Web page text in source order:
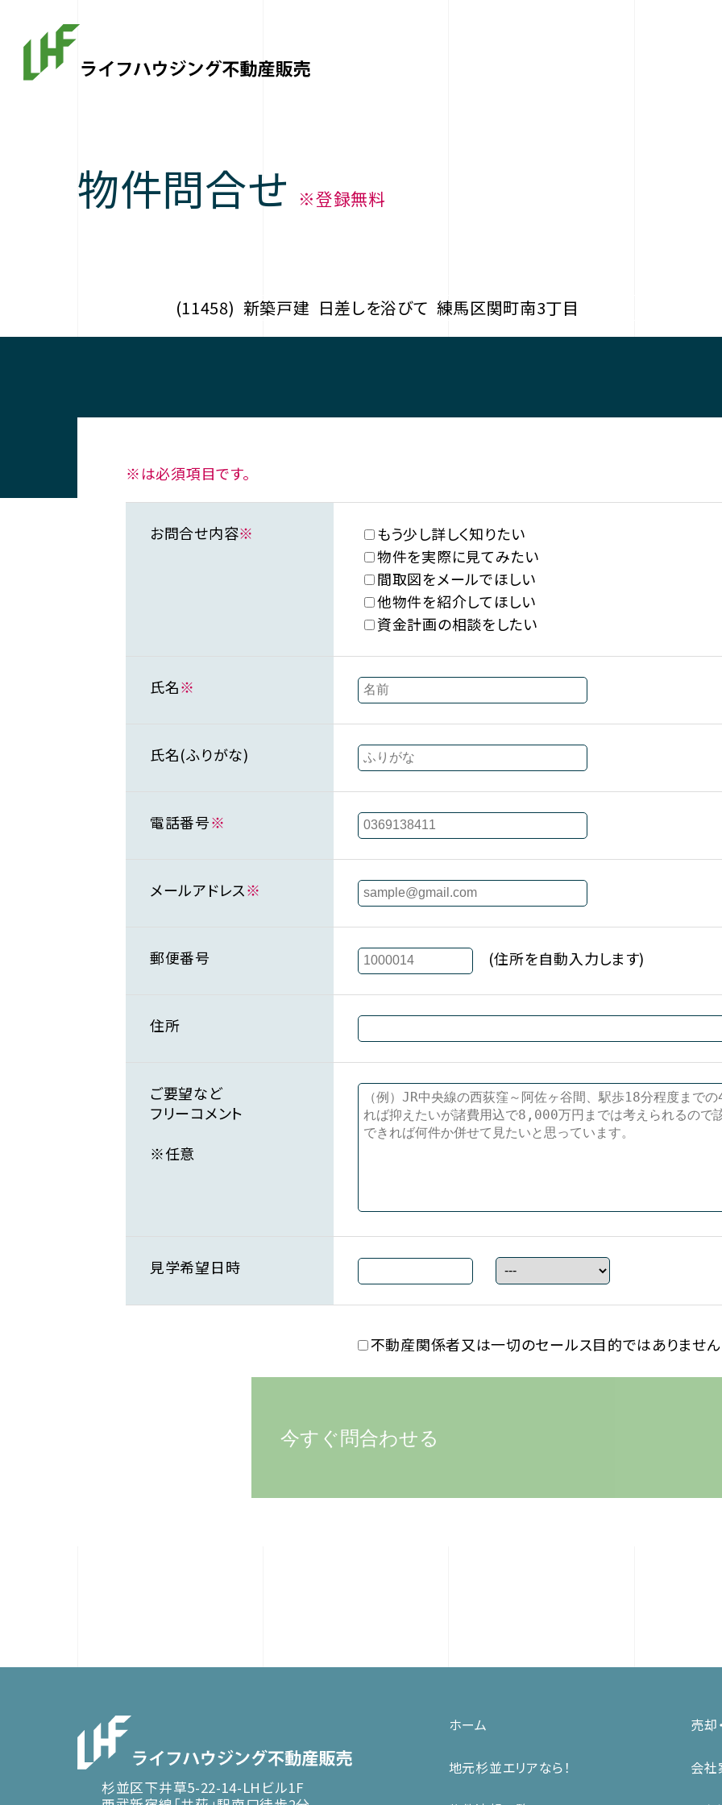
物件問合せ ※登録無料
(11458) 新築戸建 日差しを浴びて 練馬区関町南3丁目
※は必須項目です。
お問合せ内容※
もう少し詳しく知りたい
物件を実際に見てみたい
間取図をメールでほしい
他物件を紹介してほしい
資金計画の相談をしたい
氏名※
氏名(ふりがな)
電話番号※
メールアドレス※
郵便番号 (住所を自動入力します)
住所
ご要望など
フリーコメント
※任意
見学希望日時
不動産関係者又は一切のセールス目的ではありません
今すぐ問合わせる
杉並区下井草5-22-14-LHビル1F
ホーム
地元杉並エリアなら！
売却
会社